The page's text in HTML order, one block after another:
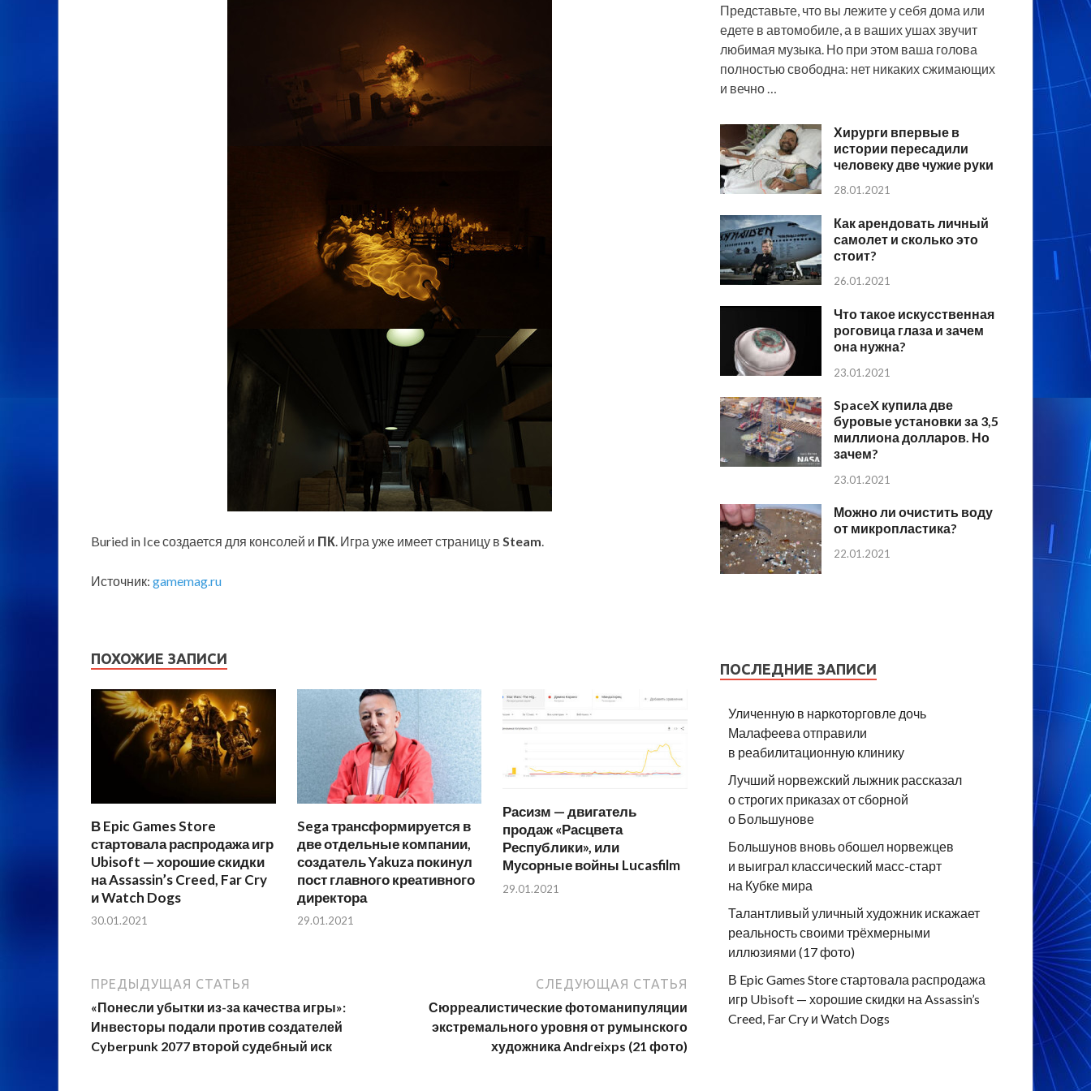
Buried in Ice создается для консолей и ПК. Игра уже имеет страницу в Steam.
Источник: gamemag.ru
ПОХОЖИЕ ЗАПИСИ
В Epic Games Store
стартовала распродажа игр
Ubisoft — хорошие скидки
на Assassin’s Creed, Far Cry
и Watch Dogs
30.01.2021
Sega трансформируется в
две отдельные компании,
создатель Yakuza покинул
пост главного креативного
директора
29.01.2021
Расизм — двигатель
продаж «Расцвета
Республики», или
Мусорные войны Lucasfilm
29.01.2021
ПРЕДЫДУЩАЯ СТАТЬЯ
«Понесли убытки из-за качества игры»:
Инвесторы подали против создателей
Cyberpunk 2077 второй судебный иск
СЛЕДУЮЩАЯ СТАТЬЯ
Сюрреалистические фотоманипуляции
экстремального уровня от румынского
художника Andreixps (21 фото)
Представьте, что вы лежите у себя дома или
едете в автомобиле, а в ваших ушах звучит
любимая музыка. Но при этом ваша голова
полностью свободна: нет никаких сжимающих
и вечно …
Хирурги впервые в
истории пересадили
человеку две чужие руки
28.01.2021
Как арендовать личный
самолет и сколько это
стоит?
26.01.2021
Что такое искусственная
роговица глаза и зачем
она нужна?
23.01.2021
SpaceX купила две
буровые установки за 3,5
миллиона долларов. Но
зачем?
23.01.2021
Можно ли очистить воду
от микропластика?
22.01.2021
ПОСЛЕДНИЕ ЗАПИСИ
Уличенную в наркоторговле дочь
Малафеева отправили
в реабилитационную клинику
Лучший норвежский лыжник рассказал
о строгих приказах от сборной
о Большунове
Большунов вновь обошел норвежцев
и выиграл классический масс-старт
на Кубке мира
Талантливый уличный художник искажает
реальность своими трёхмерными
иллюзиями (17 фото)
В Epic Games Store стартовала распродажа
игр Ubisoft — хорошие скидки на Assassin’s
Creed, Far Cry и Watch Dogs